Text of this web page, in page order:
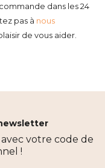
dans les 24
pas à nous
de vous aider.
votre code de
!